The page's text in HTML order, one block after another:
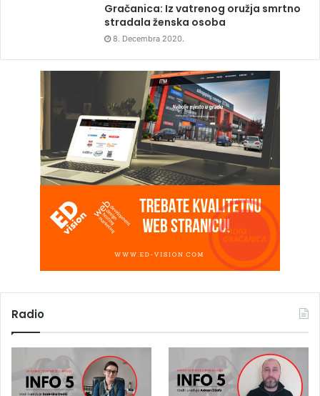
Gračanica: Iz vatrenog oružja smrtno
stradala ženska osoba
8. Decembra 2020.
Radio